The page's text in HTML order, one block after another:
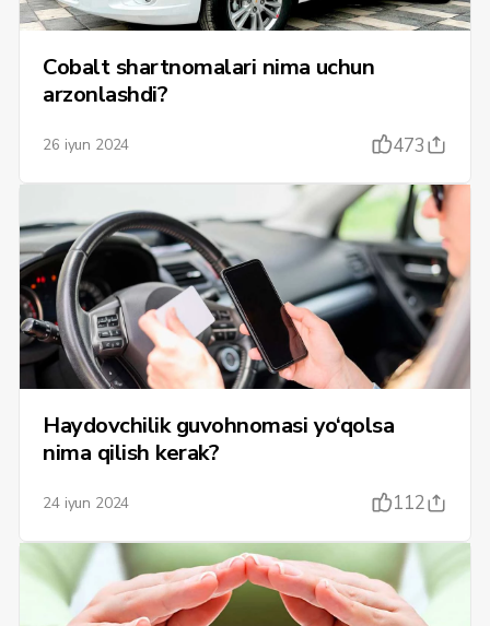
Cobalt shartnomalari nima uchun
arzonlashdi?
26 iyun 2024 473
Haydovchilik guvohnomasi yo‘qolsa
nima qilish kerak?
24 iyun 2024 112